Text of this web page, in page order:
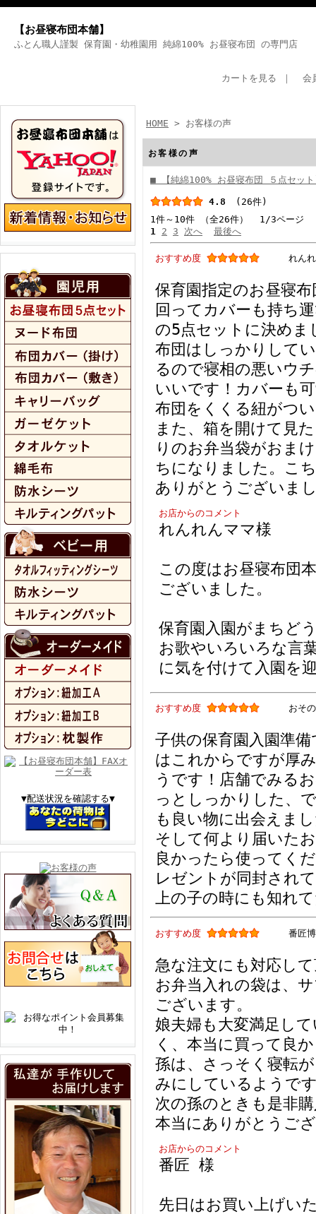
【お昼寝布団本舗】
ふとん職人謹製 保育園・幼稚園用 純綿100% お昼寝布団 の専門店
カートを見る ｜ 会
▼配送状況を確認する▼
HOME > お客様の声
お客様の声
■ 【純綿100% お昼寝布団 ５点セッ
4.8
(26件)
1件～10件 （全26件） 1/3ページ
1 2 3 次へ 最後へ
おすすめ度 れん
保育園指定のお昼寝
回ってカバーも持ち
の5点セットに決めま
布団はしっかりして
るので寝相の悪いウ
いいです！カバーも
布団をくくる紐がつ
また、箱を開けて見
りのお弁当袋がおま
ちになりました。こ
ありがとうございま
お店からのコメント
れんれんママ様
この度はお昼寝布団
ございました。
保育園入園がまちど
お歌やいろいろな言
に気を付けて入園を
おすすめ度 おそ
子供の保育園入園準
はこれからですが厚
うです！店舗でみる
っとしっかりした、
も良い物に出会えま
そして何より届いた
良かったら使ってく
レゼントが同封され
上の子の時にも知れ
おすすめ度 番匠
急な注文にも対応し
お弁当入れの袋は、
ございます。
娘夫婦も大変満足し
く、本当に買って良
孫は、さっそく寝転
みにしているようで
次の孫のときも是非
本当にありがとうご
お店からのコメント
番匠 様
先日はお買い上げい